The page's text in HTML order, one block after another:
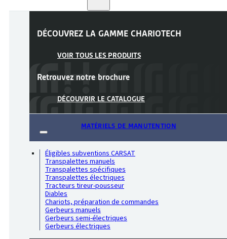
DÉCOUVREZ LA GAMME CHARIOTECH
VOIR TOUS LES PRODUITS
Retrouvez notre brochure
DÉCOUVRIR LE CATALOGUE
MATÉRIELS DE MANUTENTION
Éligibles subventions CARSAT
Transpalettes manuels
Transpalettes spécifiques
Transpalettes électriques
Tracteurs tireur-pousseur
Diables
Chariots, préparation de commandes
Gerbeurs manuels
Gerbeurs semi-électriques
Gerbeurs électriques